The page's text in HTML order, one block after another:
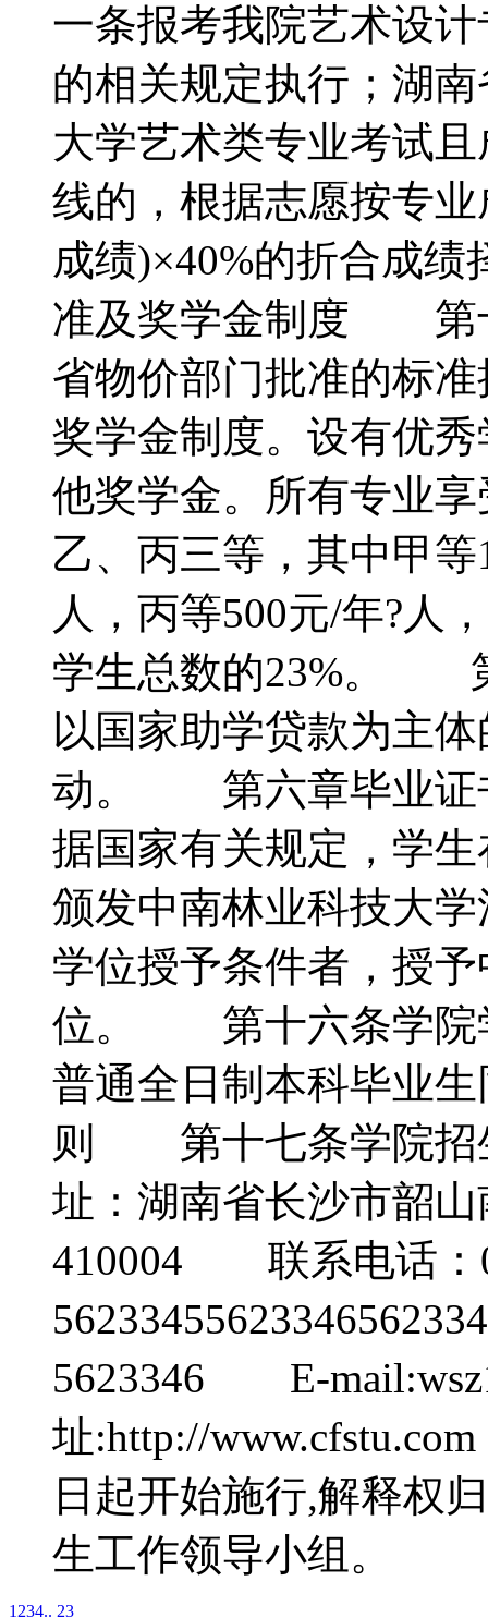
一条报考我院艺术设
的相关规定执行；湖
大学艺术类专业考试
线的，根据志愿按专
成绩)×40%的折合成
准及奖学金制度 第
省物价部门批准的标
奖学金制度。设有优
他奖学金。所有专业
乙、丙三等，其中甲等
人，丙等500元/年?人
学生总数的23%。
以国家助学贷款为主
动。 第六章毕业证
据国家有关规定，学
颁发中南林业科技大
学位授予条件者，授
位。 第十六条学院
普通全日制本科毕业
则 第十七条学院招
址：湖南省长沙市韶
410004 联系电话：
5623346 E-
址:http://
日起开始施行,解释权
生工作领导小组。
1 234.. 23